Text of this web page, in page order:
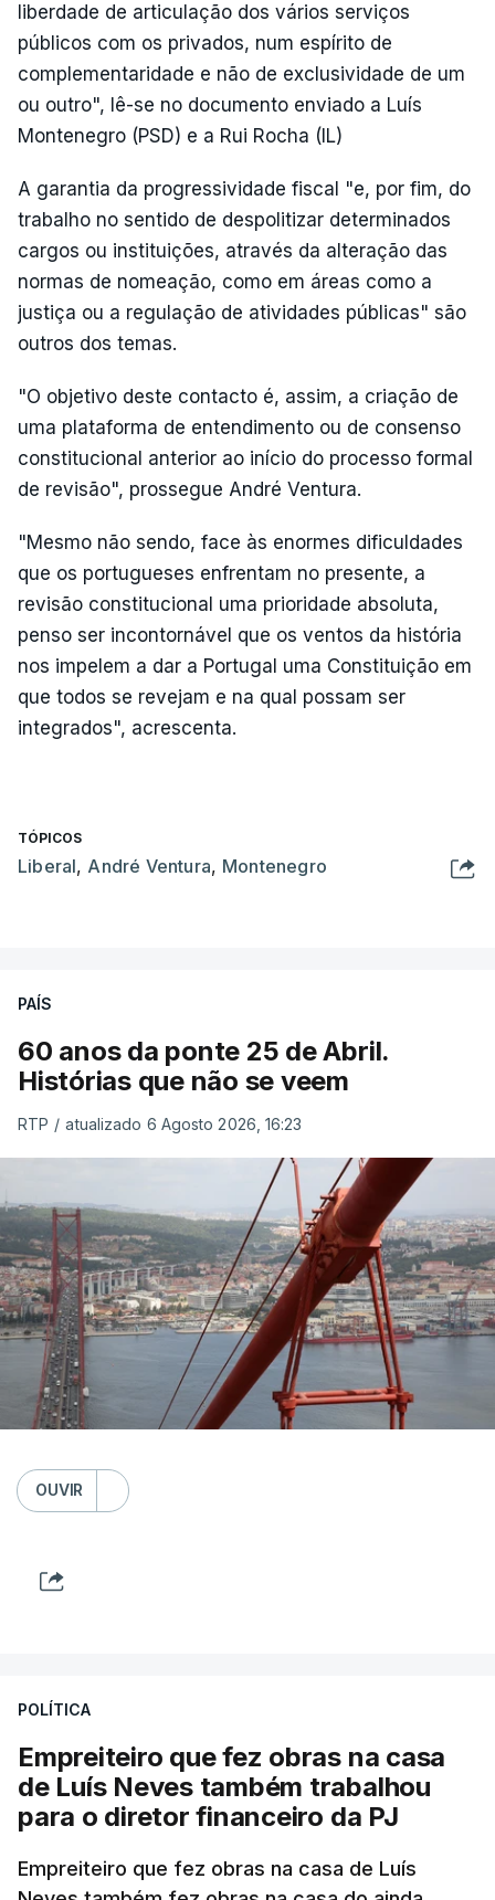
liberdade de articulação dos vários serviços
públicos com os privados, num espírito de
complementaridade e não de exclusividade de um
ou outro", lê-se no documento enviado a Luís
Montenegro (PSD) e a Rui Rocha (IL)
A garantia da progressividade fiscal "e, por fim, do
trabalho no sentido de despolitizar determinados
cargos ou instituições, através da alteração das
normas de nomeação, como em áreas como a
justiça ou a regulação de atividades públicas" são
outros dos temas.
"O objetivo deste contacto é, assim, a criação de
uma plataforma de entendimento ou de consenso
constitucional anterior ao início do processo formal
de revisão", prossegue André Ventura.
"Mesmo não sendo, face às enormes dificuldades
que os portugueses enfrentam no presente, a
revisão constitucional uma prioridade absoluta,
penso ser incontornável que os ventos da história
nos impelem a dar a Portugal uma Constituição em
que todos se revejam e na qual possam ser
integrados", acrescenta.
TÓPICOS
Liberal, André Ventura, Montenegro
PAÍS
60 anos da ponte 25 de Abril.
Histórias que não se veem
RTP / atualizado 6 Agosto 2026, 16:23
OUVIR
POLÍTICA
Empreiteiro que fez obras na casa
de Luís Neves também trabalhou
para o diretor financeiro da PJ
Empreiteiro que fez obras na casa de Luís